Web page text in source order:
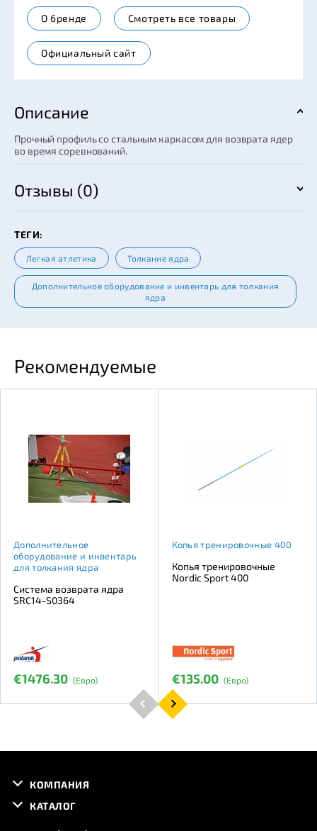
О бренде Смотреть все товары
Официальный сайт
Описание
Прочный профиль со стальным каркасом для возврата ядер
во время соревнований.
Отзывы (0)
ТЕГИ:
Легкая атлетика Толкание ядра
Дополнительное оборудование и инвентарь для толкания
ядра
Рекомендуемые
Дополнительное
оборудование и инвентарь
для толкания ядра
Система возврата ядра
SRC14-S0364
€1476.30 (Евро)
Копья тренировочные 400
Копья тренировочные
Nordic Sport 400
€135.00 (Евро)
КОМПАНИЯ
КАТАЛОГ